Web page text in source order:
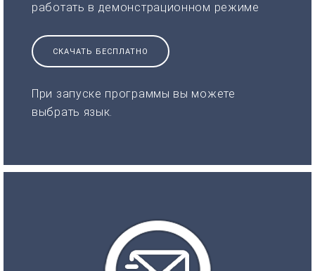
работать в демонстрационном режиме
СКАЧАТЬ БЕСПЛАТНО
При запуске программы вы можете
выбрать язык.